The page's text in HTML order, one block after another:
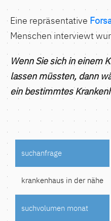
Eine repräsentative
Menschen interviewt
Wenn Sie sich in einem
lassen müssten, dann
ein bestimmtes
krankenhaus in der nähe